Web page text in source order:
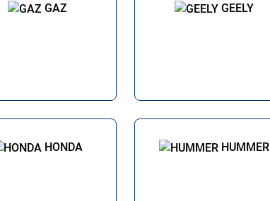
GAZ GEELY
HONDA HUMMER